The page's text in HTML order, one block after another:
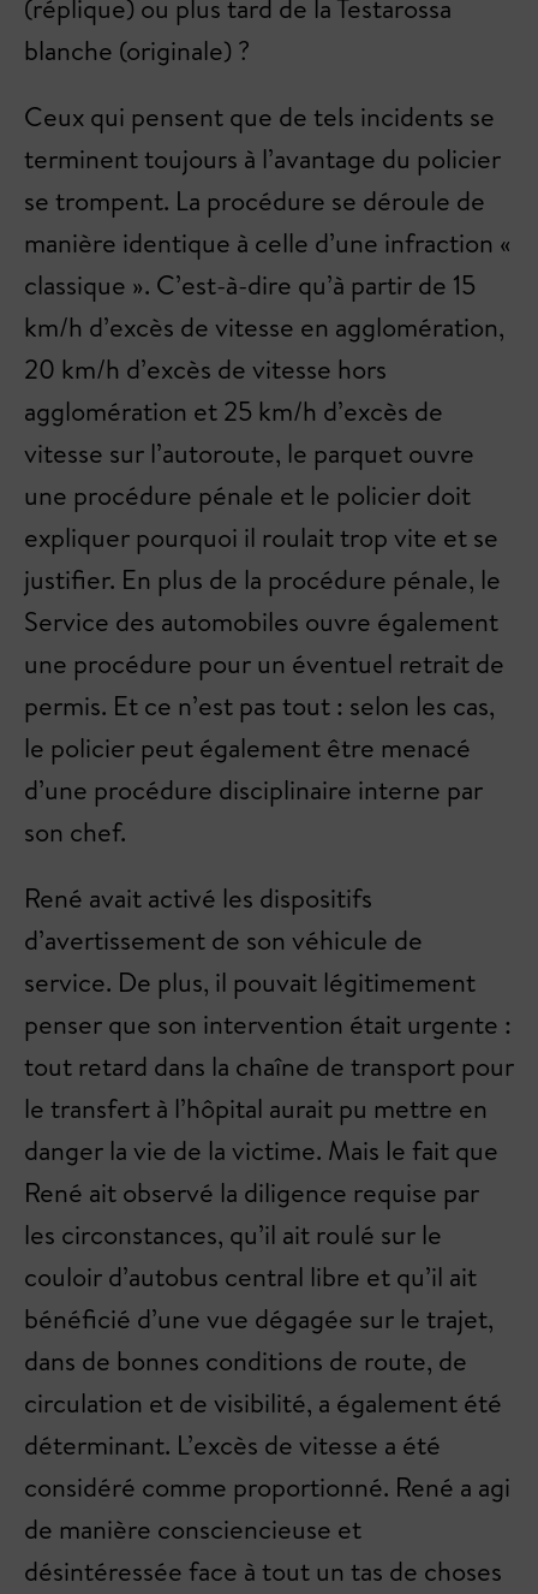
(réplique) ou plus tard de la Testarossa
blanche (originale) ?
Ceux qui pensent que de tels incidents se
terminent toujours à l’avantage du policier
se trompent. La procédure se déroule de
manière identique à celle d’une infraction «
classique ». C’est-à-dire qu’à partir de 15
km/h d’excès de vitesse en agglomération,
20 km/h d’excès de vitesse hors
agglomération et 25 km/h d’excès de
vitesse sur l’autoroute, le parquet ouvre
une procédure pénale et le policier doit
expliquer pourquoi il roulait trop vite et se
justifier. En plus de la procédure pénale, le
Service des automobiles ouvre également
une procédure pour un éventuel retrait de
permis. Et ce n’est pas tout : selon les cas,
le policier peut également être menacé
d’une procédure disciplinaire interne par
son chef.
René avait activé les dispositifs
d’avertissement de son véhicule de
service. De plus, il pouvait légitimement
penser que son intervention était urgente :
tout retard dans la chaîne de transport pour
le transfert à l’hôpital aurait pu mettre en
danger la vie de la victime. Mais le fait que
René ait observé la diligence requise par
les circonstances, qu’il ait roulé sur le
couloir d’autobus central libre et qu’il ait
bénéficié d’une vue dégagée sur le trajet,
dans de bonnes conditions de route, de
circulation et de visibilité, a également été
déterminant. L’excès de vitesse a été
considéré comme proportionné. René a agi
de manière consciencieuse et
désintéressée face à tout un tas de choses